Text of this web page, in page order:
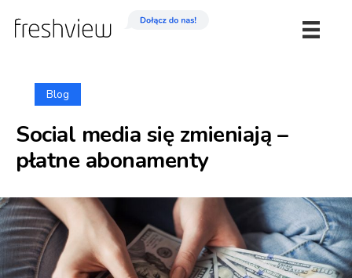
Blog
Social media się zmieniają –
płatne abonamenty